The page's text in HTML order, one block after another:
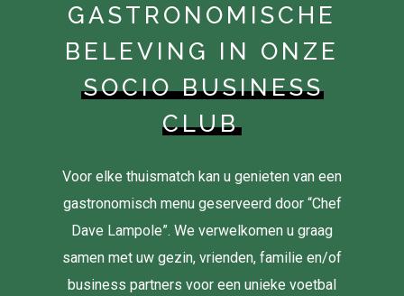
GASTRONOMISCHE
BELEVING IN ONZE
SOCIO BUSINESS
CLUB
Voor elke thuismatch kan u genieten van een
gastronomisch menu geserveerd door “Chef
Dave Lampole”. We verwelkomen u graag
samen met uw gezin, vrienden, familie en/of
business partners voor een unieke voetbal